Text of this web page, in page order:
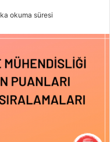
okuma süresi